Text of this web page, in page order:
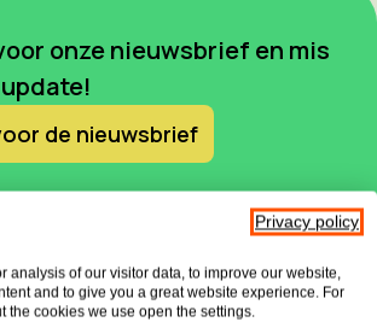
onze nieuwsbrief en mis
de nieuwsbrief
Privacy policy
analysis of our visitor data, to improve our website,
and to give you a great website experience. For
the cookies we use open the settings.